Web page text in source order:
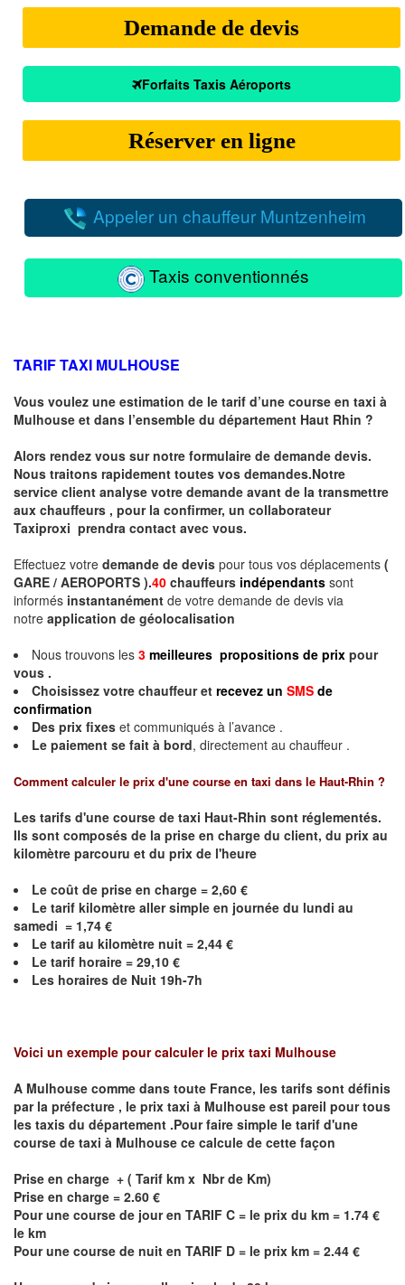
Demande de devis
Forfaits Taxis Aéroports
Réserver en ligne
Appeler un chauffeur Muntzenheim
Taxis conventionnés
TARIF TAXI MULHOUSE
Vous voulez une estimation de le tarif d’une course en taxi à
Mulhouse et dans l’ensemble du département Haut Rhin ?
Alors rendez vous sur notre formulaire de demande devis.
Nous traitons rapidement toutes vos demandes.Notre
service client analyse votre demande avant de la transmettre
aux chauffeurs , pour la confirmer, un collaborateur
Taxiproxi prendra contact avec vous.
Effectuez votre demande de devis pour tous vos déplacements (
GARE / AEROPORTS ).40 chauffeurs indépendants sont
informés instantanément de votre demande de devis via
notre application de géolocalisation
Nous trouvons les 3 meilleures propositions de prix pour
vous .
Choisissez votre chauffeur et recevez un SMS de
confirmation
Des prix fixes et communiqués à l’avance .
Le paiement se fait à bord, directement au chauffeur .
Comment calculer le prix d'une course en taxi dans le Haut-Rhin ?
Les tarifs d'une course de taxi Haut-Rhin sont réglementés.
Ils sont composés de la prise en charge du client, du prix au
kilomètre parcouru et du prix de l'heure
Le coût de prise en charge = 2,60 €
Le tarif kilomètre aller simple en journée du lundi au
samedi = 1,74 €
Le tarif au kilomètre nuit = 2,44 €
Le tarif horaire = 29,10 €
Les horaires de Nuit 19h-7h
Voici un exemple pour calculer le prix taxi Mulhouse
A Mulhouse comme dans toute France, les tarifs sont définis
par la préfecture , le prix taxi à Mulhouse est pareil pour tous
les taxis du département .Pour faire simple le tarif d'une
course de taxi à Mulhouse ce calcule de cette façon
Prise en charge + ( Tarif km x Nbr de Km)
Prise en charge = 2.60 €
Pour une course de jour en TARIF C = le prix du km = 1.74 €
le km
Pour une course de nuit en TARIF D = le prix km = 2.44 €